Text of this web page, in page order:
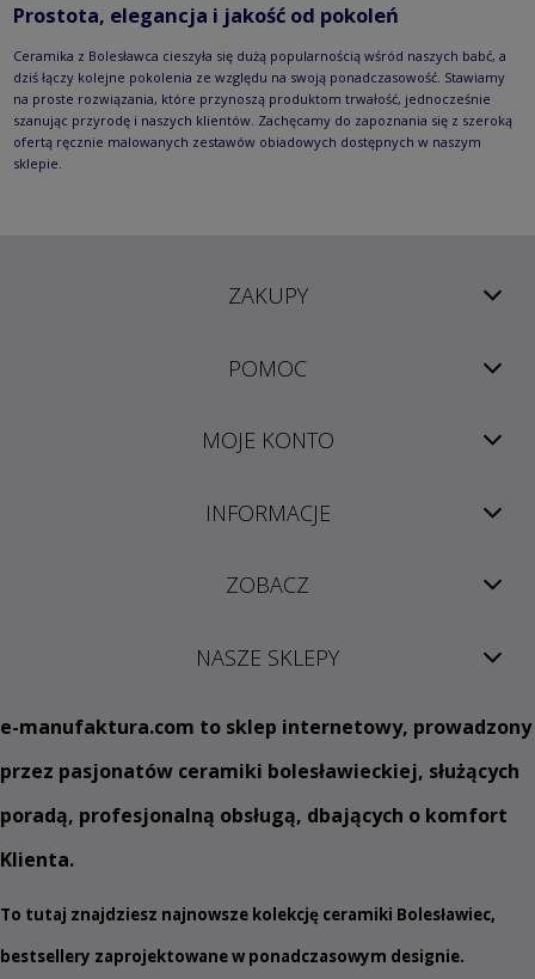
Prostota, elegancja i jakość od pokoleń
Ceramika z Bolesławca cieszyła się dużą popularnością wśród naszych babć, a
dziś łączy kolejne pokolenia ze względu na swoją ponadczasowość. Stawiamy
na proste rozwiązania, które przynoszą produktom trwałość, jednocześnie
szanując przyrodę i naszych klientów. Zachęcamy do zapoznania się z szeroką
ofertą ręcznie malowanych zestawów obiadowych dostępnych w naszym
sklepie.
ZAKUPY
POMOC
MOJE KONTO
INFORMACJE
ZOBACZ
NASZE SKLEPY
e-manufaktura.com to sklep internetowy, prowadzony
przez pasjonatów ceramiki bolesławieckiej, służących
poradą, profesjonalną obsługą, dbających o komfort
Klienta.
To tutaj znajdziesz najnowsze kolekcję ceramiki Bolesławiec,
bestsellery zaprojektowane w ponadczasowym designie.